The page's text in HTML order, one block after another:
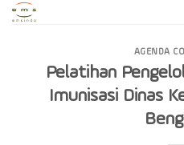
Skip
AGENDA
Pelatihan
Imunisasi Dinas